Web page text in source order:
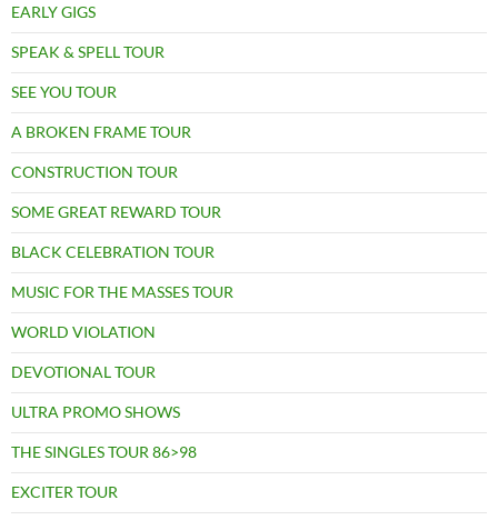
EARLY GIGS
SPEAK & SPELL TOUR
SEE YOU TOUR
A BROKEN FRAME TOUR
CONSTRUCTION TOUR
SOME GREAT REWARD TOUR
BLACK CELEBRATION TOUR
MUSIC FOR THE MASSES TOUR
WORLD VIOLATION
DEVOTIONAL TOUR
ULTRA PROMO SHOWS
THE SINGLES TOUR 86>98
EXCITER TOUR